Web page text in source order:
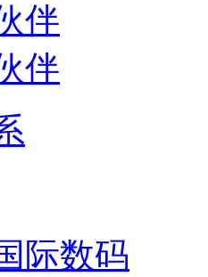
伴
伴
际数码